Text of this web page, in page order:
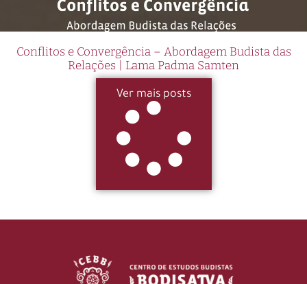
Conflitos e Convergência – Abordagem Budista das
Relações | Lama Padma Samten
Ver mais posts